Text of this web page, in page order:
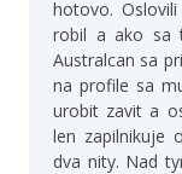
hotovo.
robil a ako sa
Australcan sa
na profile sa
urobit zavit a
len zapilnikuje
dva nity. Nad